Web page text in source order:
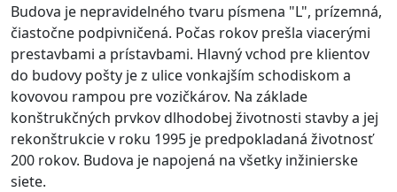
Budova je nepravidelného tvaru písmena "L", prízemná,
čiastočne podpivničená. Počas rokov prešla viacerými
prestavbami a prístavbami. Hlavný vchod pre klientov
do budovy pošty je z ulice vonkajším schodiskom a
kovovou rampou pre vozičkárov. Na základe
konštrukčných prvkov dlhodobej životnosti stavby a jej
rekonštrukcie v roku 1995 je predpokladaná životnosť
200 rokov. Budova je napojená na všetky inžinierske
siete.